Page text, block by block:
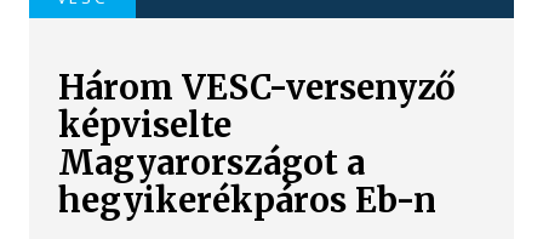
Három VESC-versenyző
képviselte
Magyarországot a
hegyikerékpáros Eb-n